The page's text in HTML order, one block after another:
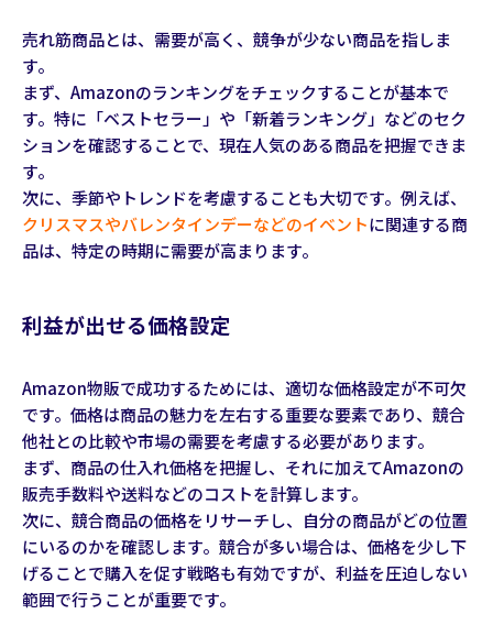
売れ筋商品とは、需要が高く、競争が少ない商品を指しま
す。
まず、Amazonのランキングをチェックすることが基本で
す。特に「ベストセラー」や「新着ランキング」などのセク
ションを確認することで、現在人気のある商品を把握できま
す。
次に、季節やトレンドを考慮することも大切です。例えば、
クリスマスやバレンタインデーなどのイベントに関連する商
品は、特定の時期に需要が高まります。
利益が出せる価格設定
Amazon物販で成功するためには、適切な価格設定が不可欠
です。価格は商品の魅力を左右する重要な要素であり、競合
他社との比較や市場の需要を考慮する必要があります。
まず、商品の仕入れ価格を把握し、それに加えてAmazonの
販売手数料や送料などのコストを計算します。
次に、競合商品の価格をリサーチし、自分の商品がどの位置
にいるのかを確認します。競合が多い場合は、価格を少し下
げることで購入を促す戦略も有効ですが、利益を圧迫しない
範囲で行うことが重要です。